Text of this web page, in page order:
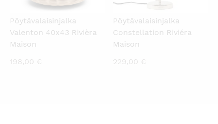
Pöytävalaisinjalka
Valenton 40x43 Rivièra
Maison
198,00 €
Pöytävalaisinjalka
Constellation Riviéra
Maison
229,00 €